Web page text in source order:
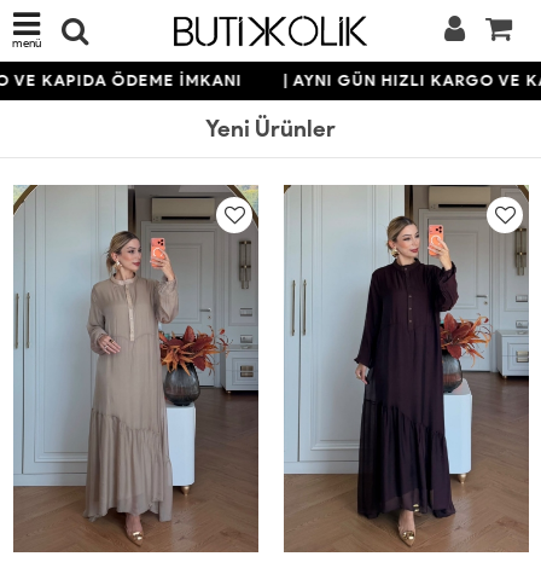
menü
ÖDEME İMKANI | AYNI GÜN HIZLI KARGO VE KAPIDA
Yeni Ürünler